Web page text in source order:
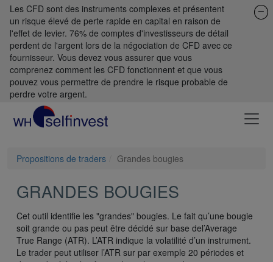
Les CFD sont des instruments complexes et présentent
un risque élevé de perte rapide en capital en raison de
l'effet de levier. 76% de comptes d'investisseurs de détail
perdent de l'argent lors de la négociation de CFD avec ce
fournisseur. Vous devez vous assurer que vous
comprenez comment les CFD fonctionnent et que vous
pouvez vous permettre de prendre le risque probable de
perdre votre argent.
Propositions de traders Grandes bougies
GRANDES BOUGIES
Cet outil identifie les "grandes" bougies. Le fait qu’une bougie
soit grande ou pas peut être décidé sur base del’Average
True Range (ATR). L’ATR indique la volatilité d’un instrument.
Le trader peut utiliser l’ATR sur par exemple 20 périodes et